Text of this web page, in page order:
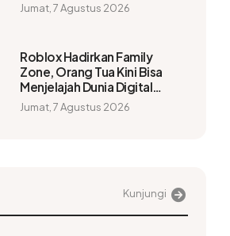
Jumat, 7 Agustus 2026
Roblox Hadirkan Family
Zone, Orang Tua Kini Bisa
Menjelajah Dunia Digital
Bersama Anak
Jumat, 7 Agustus 2026
Kunjungi